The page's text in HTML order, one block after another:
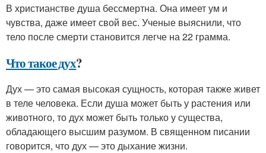
В христианстве душа бессмертна. Она имеет ум и
чувства, даже имеет свой вес. Ученые выяснили, что
тело после смерти становится легче на 22 грамма.
Что такое дух?
Дух — это самая высокая сущность, которая также живет
в теле человека. Если душа может быть у растения или
животного, то дух может быть только у существа,
обладающего высшим разумом. В священном писании
говорится, что дух — это дыхание жизни.